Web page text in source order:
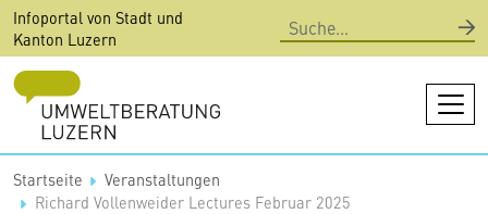
Direkt
zum
Inhalt
Infoportal von Stadt und
Kanton Luzern
Suche
Startseite
Veranstaltungen
Richard Vollenweider Lectures Februar 2025